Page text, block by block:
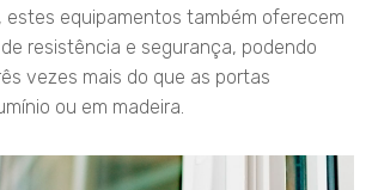
equipamentos também oferecem
resistência e segurança, podendo
vezes mais do que as portas
ou em madeira.